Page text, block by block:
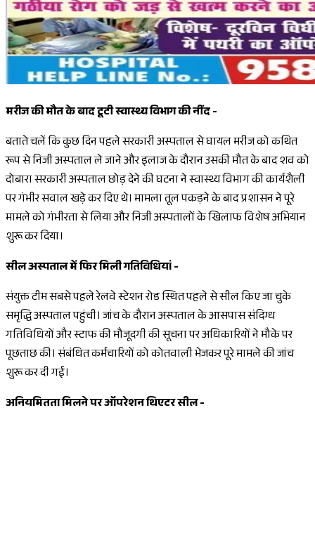
मरीज की मौत के बाद टूटी स्वास्थ्य विभाग की नींद -
बताते चलें कि कुछ दिन पहले सरकारी अस्पताल से घायल मरीज को कथित
रूप से निजी अस्पताल ले जाने और इलाज के दौरान उसकी मौत के बाद शव को
दोबारा सरकारी अस्पताल छोड़ देने की घटना ने स्वास्थ्य विभाग की कार्यशैली
पर गंभीर सवाल खड़े कर दिए थे। मामला तूल पकड़ने के बाद प्रशासन ने पूरे
मामले को गंभीरता से लिया और निजी अस्पतालों के खिलाफ विशेष अभियान
शुरू कर दिया।
सील अस्पताल में फिर मिली गतिविधियां -
संयुक्त टीम सबसे पहले रेलवे स्टेशन रोड स्थित पहले से सील किए जा चुके
समृद्धि अस्पताल पहुंची। जांच के दौरान अस्पताल के आसपास संदिग्ध
गतिविधियों और स्टाफ की मौजूदगी की सूचना पर अधिकारियों ने मौके पर
पूछताछ की। संबंधित कर्मचारियों को कोतवाली भेजकर पूरे मामले की जांच
शुरू कर दी गई।
अनियमितता मिलने पर ऑपरेशन थिएटर सील -